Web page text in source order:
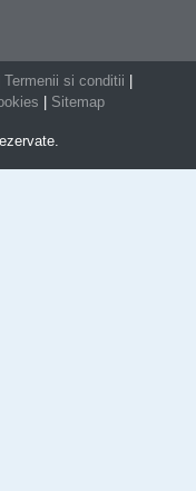
Termenii si conditii
Sitemap